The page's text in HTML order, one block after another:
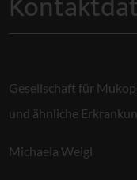
Gesellschaft für
und ähnliche
Michaela Weigl